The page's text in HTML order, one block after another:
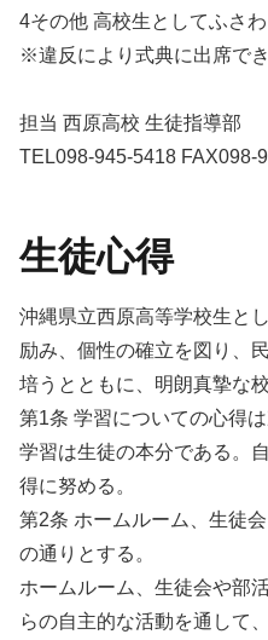
4その他 高校生としてふさ
※違反により式典に出席で
担当 西原高校 生徒指導部
TEL098-945-5418 FAX098-
生徒心得
沖縄県立西原高等学校生と
励み、個性の確立を図り、
培うとともに、明朗真摯な
第1条 学習についての心得は
学習は生徒の本分である。
得に努める。
第2条 ホームルーム、生徒
の通りとする。
ホームルーム、生徒会や部
らの自主的な活動を通して